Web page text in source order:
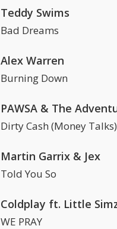
Teddy Swims
Bad Dreams
Alex Warren
Burning Down
Dirty Cash (Money Talks)
Martin Garrix & Jex
Told You So
WE PRAY